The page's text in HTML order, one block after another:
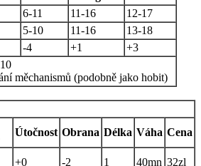
6-11 11-16
12-17
5-10 11-16
13-18
-4 +1
+3
měchanismů (podobně jako hobit)
Útočnost Obrana Délka Váha Cena
+0 -2 1 40mn 32zl